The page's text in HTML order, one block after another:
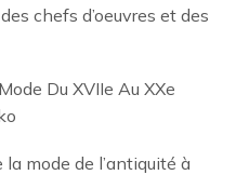
chefs d’oeuvres et des
Du XVIIe Au XXe
mode de l’antiquité à